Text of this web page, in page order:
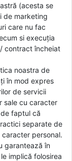
(acesta se
de marketing
care nu fac
si execuția
contract încheiat
noastra de
în mod expres
de servicii
sale cu caracter
faptul că
separate de
personal.
garantează în
implică folosirea